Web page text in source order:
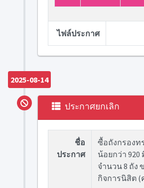
ไฟล์ประกาศ
2025-08-14
ประกาศยกเลิก
ชื่อ
ประกาศ
ซื้อถังกรองท
น้อยกว่า 920
จำนวน 8 ถัง
กิจการนิสิต (